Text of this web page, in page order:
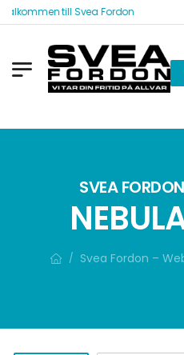
till Svea Fordon
SVEA
/ Svea Fordon –